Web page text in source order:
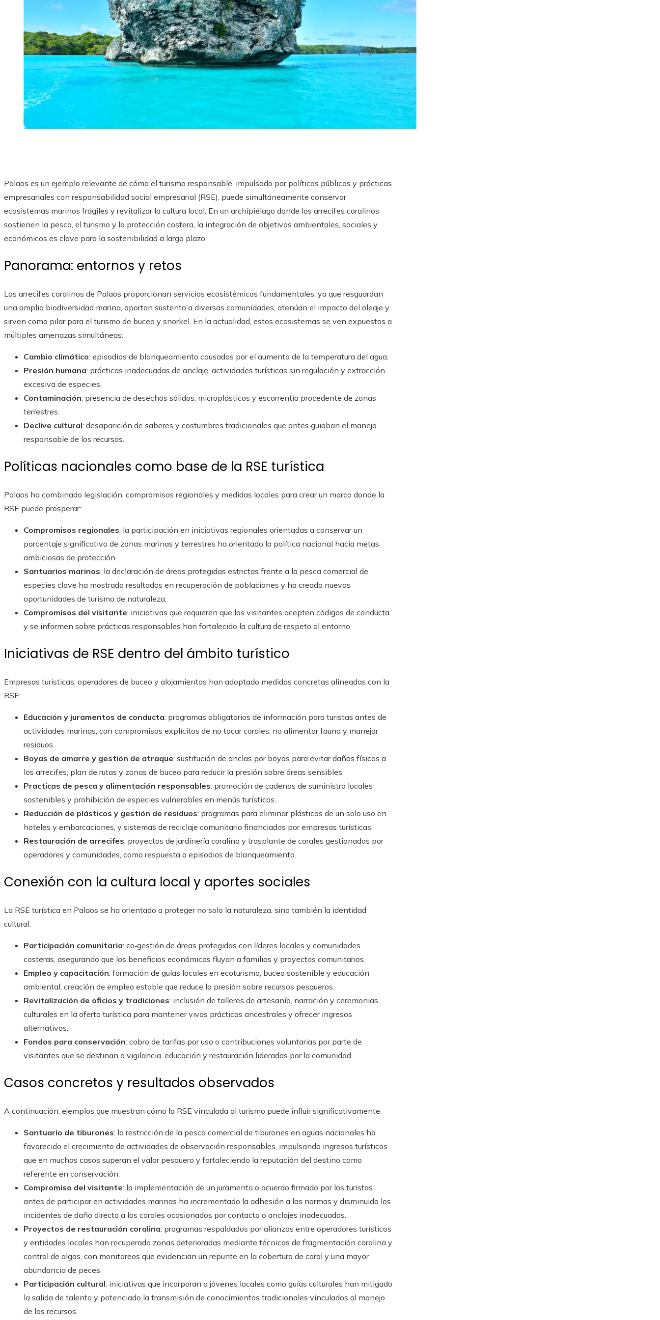
Palaos es un ejemplo relevante de cómo el turismo responsable, impulsado por políticas públicas y prácticas
empresariales con responsabilidad social empresarial (RSE), puede simultáneamente conservar
ecosistemas marinos frágiles y revitalizar la cultura local. En un archipiélago donde los arrecifes coralinos
sostienen la pesca, el turismo y la protección costera, la integración de objetivos ambientales, sociales y
económicos es clave para la sostenibilidad a largo plazo.
Panorama: entornos y retos
Los arrecifes coralinos de Palaos proporcionan servicios ecosistémicos fundamentales, ya que resguardan
una amplia biodiversidad marina, aportan sustento a diversas comunidades, atenúan el impacto del oleaje y
sirven como pilar para el turismo de buceo y snorkel. En la actualidad, estos ecosistemas se ven expuestos a
múltiples amenazas simultáneas:
Cambio climático: episodios de blanqueamiento causados por el aumento de la temperatura del agua.
Presión humana: prácticas inadecuadas de anclaje, actividades turísticas sin regulación y extracción
excesiva de especies.
Contaminación: presencia de desechos sólidos, microplásticos y escorrentía procedente de zonas
terrestres.
Declive cultural: desaparición de saberes y costumbres tradicionales que antes guiaban el manejo
responsable de los recursos.
Políticas nacionales como base de la RSE turística
Palaos ha combinado legislación, compromisos regionales y medidas locales para crear un marco donde la
RSE puede prosperar:
Compromisos regionales: la participación en iniciativas regionales orientadas a conservar un
porcentaje significativo de zonas marinas y terrestres ha orientado la política nacional hacia metas
ambiciosas de protección.
Santuarios marinos: la declaración de áreas protegidas estrictas frente a la pesca comercial de
especies clave ha mostrado resultados en recuperación de poblaciones y ha creado nuevas
oportunidades de turismo de naturaleza.
Compromisos del visitante: iniciativas que requieren que los visitantes acepten códigos de conducta
y se informen sobre prácticas responsables han fortalecido la cultura de respeto al entorno.
Iniciativas de RSE dentro del ámbito turístico
Empresas turísticas, operadores de buceo y alojamientos han adoptado medidas concretas alineadas con la
RSE:
Educación y juramentos de conducta: programas obligatorios de información para turistas antes de
actividades marinas, con compromisos explícitos de no tocar corales, no alimentar fauna y manejar
residuos.
Boyas de amarre y gestión de atraque: sustitución de anclas por boyas para evitar daños físicos a
los arrecifes; plan de rutas y zonas de buceo para reducir la presión sobre áreas sensibles.
Practicas de pesca y alimentación responsables: promoción de cadenas de suministro locales
sostenibles y prohibición de especies vulnerables en menús turísticos.
Reducción de plásticos y gestión de residuos: programas para eliminar plásticos de un solo uso en
hoteles y embarcaciones, y sistemas de reciclaje comunitario financiados por empresas turísticas.
Restauración de arrecifes: proyectos de jardinería coralina y trasplante de corales gestionados por
operadores y comunidades, como respuesta a episodios de blanqueamiento.
Conexión con la cultura local y aportes sociales
La RSE turística en Palaos se ha orientado a proteger no solo la naturaleza, sino también la identidad
cultural:
Participación comunitaria: co‑gestión de áreas protegidas con líderes locales y comunidades
costeras, asegurando que los beneficios económicos fluyan a familias y proyectos comunitarios.
Empleo y capacitación: formación de guías locales en ecoturismo, buceo sostenible y educación
ambiental; creación de empleo estable que reduce la presión sobre recursos pesqueros.
Revitalización de oficios y tradiciones: inclusión de talleres de artesanía, narración y ceremonias
culturales en la oferta turística para mantener vivas prácticas ancestrales y ofrecer ingresos
alternativos.
Fondos para conservación: cobro de tarifas por uso o contribuciones voluntarias por parte de
visitantes que se destinan a vigilancia, educación y restauración lideradas por la comunidad.
Casos concretos y resultados observados
A continuación, ejemplos que muestran cómo la RSE vinculada al turismo puede influir significativamente:
Santuario de tiburones: la restricción de la pesca comercial de tiburones en aguas nacionales ha
favorecido el crecimiento de actividades de observación responsables, impulsando ingresos turísticos
que en muchos casos superan el valor pesquero y fortaleciendo la reputación del destino como
referente en conservación.
Compromiso del visitante: la implementación de un juramento o acuerdo firmado por los turistas
antes de participar en actividades marinas ha incrementado la adhesión a las normas y disminuido los
incidentes de daño directo a los corales ocasionados por contacto o anclajes inadecuados.
Proyectos de restauración coralina: programas respaldados por alianzas entre operadores turísticos
y entidades locales han recuperado zonas deterioradas mediante técnicas de fragmentación coralina y
control de algas, con monitoreos que evidencian un repunte en la cobertura de coral y una mayor
abundancia de peces.
Participación cultural: iniciativas que incorporan a jóvenes locales como guías culturales han mitigado
la salida de talento y potenciado la transmisión de conocimientos tradicionales vinculados al manejo
de los recursos.